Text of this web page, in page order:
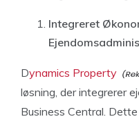
Integreret
Dynamics Property
løsning, der integrerer
Business Central.